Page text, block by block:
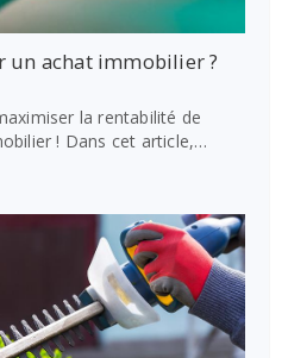
un achat immobilier ?
la rentabilité de
! Dans cet article,…